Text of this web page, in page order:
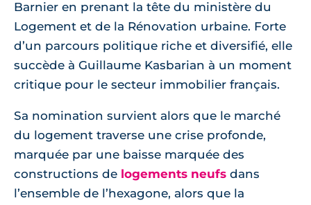
Barnier en prenant la tête du ministère du
Logement et de la Rénovation urbaine. Forte
d’un parcours politique riche et diversifié, elle
succède à Guillaume Kasbarian à un moment
critique pour le secteur immobilier français.
Sa nomination survient alors que le marché
du logement traverse une crise profonde,
marquée par une baisse marquée des
constructions de logements neufs dans
l’ensemble de l’hexagone, alors que la